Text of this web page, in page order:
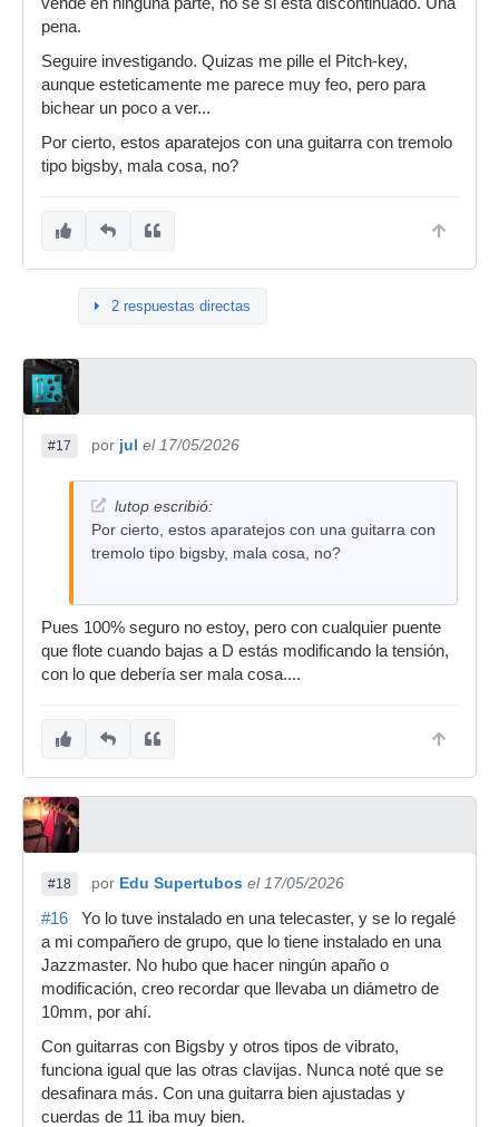
pena.
Seguire investigando. Quizas me pille el Pitch-key,
aunque esteticamente me parece muy feo, pero para
bichear un poco a ver...
Por cierto, estos aparatejos con una guitarra con tremolo
tipo bigsby, mala cosa, no?
2 respuestas directas
#17 por jul el 17/05/2026
lutop escribió:
Por cierto, estos aparatejos con una guitarra con
tremolo tipo bigsby, mala cosa, no?
Pues 100% seguro no estoy, pero con cualquier puente
que flote cuando bajas a D estás modificando la tensión,
con lo que debería ser mala cosa....
#18 por Edu Supertubos el 17/05/2026
#16 Yo lo tuve instalado en una telecaster, y se lo regalé
a mi compañero de grupo, que lo tiene instalado en una
Jazzmaster. No hubo que hacer ningún apaño o
modificación, creo recordar que llevaba un diámetro de
10mm, por ahí.
Con guitarras con Bigsby y otros tipos de vibrato,
funciona igual que las otras clavijas. Nunca noté que se
desafinara más. Con una guitarra bien ajustadas y
cuerdas de 11 iba muy bien.